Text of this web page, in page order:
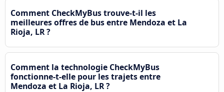
Comment CheckMyBus trouve-t-il les
meilleures offres de bus entre Mendoza et La
Rioja, LR ?
Comment la technologie CheckMyBus
fonctionne-t-elle pour les trajets entre
Mendoza et La Rioja, LR ?